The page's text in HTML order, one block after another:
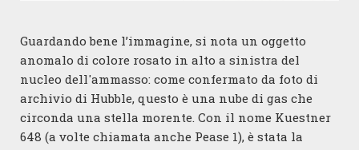
Guardando bene l’immagine, si nota un oggetto
anomalo di colore rosato in alto a sinistra del
nucleo dell'ammasso: come confermato da foto di
archivio di Hubble, questo è una nube di gas che
circonda una stella morente. Con il nome Kuestner
648 (a volte chiamata anche Pease 1), è stata la